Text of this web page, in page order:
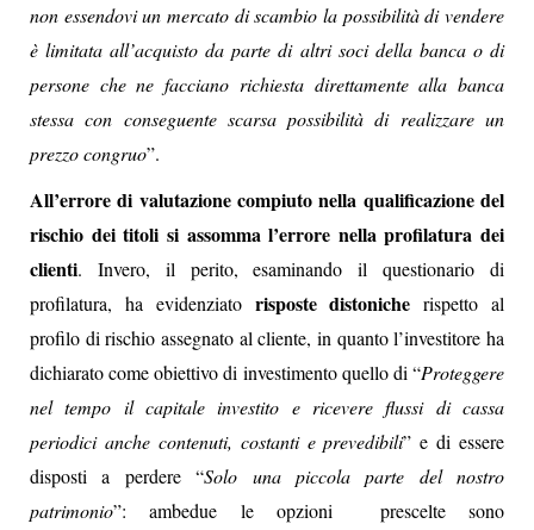
non essendovi un mercato di scambio la possibilità di vendere
è limitata all’acquisto da parte di altri soci della banca o di
persone che ne facciano richiesta direttamente alla banca
stessa con conseguente scarsa possibilità di realizzare un
prezzo congruo”.
All’errore di valutazione compiuto nella qualificazione del
rischio dei titoli si assomma l’errore nella profilatura dei
clienti. Invero, il perito, esaminando il questionario di
profilatura, ha evidenziato risposte distoniche rispetto al
profilo di rischio assegnato al cliente, in quanto l’investitore ha
dichiarato come obiettivo di investimento quello di “Proteggere
nel tempo il capitale investito e ricevere flussi di cassa
periodici anche contenuti, costanti e prevedibili” e di essere
disposti a perdere “Solo una piccola parte del nostro
patrimonio”: ambedue le opzioni prescelte sono